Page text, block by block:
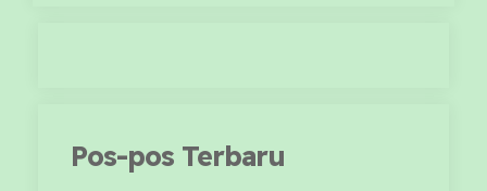
Pos-pos Terbaru